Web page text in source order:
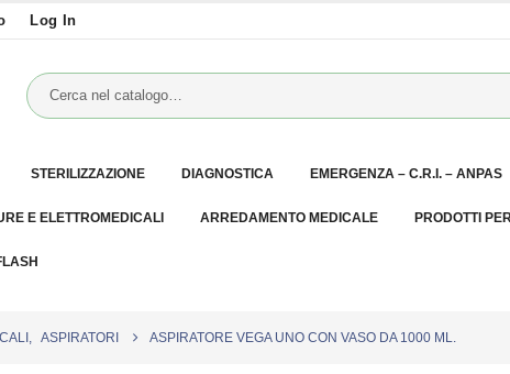
Log In
STERILIZZAZIONE DIAGNOSTICA EMERGENZA – C.R.I. – ANPAS
E ELETTROMEDICALI ARREDAMENTO MEDICALE PRODOTTI
ASPIRATORI ASPIRATORE VEGA UNO CON VASO DA 1000 ML.